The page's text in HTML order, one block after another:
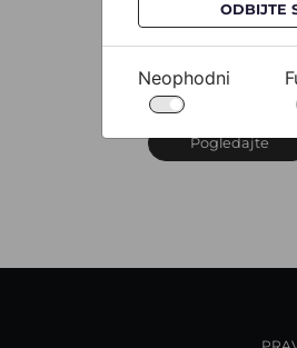
Kravata CROATA
AuHRum
010102-000012
532,00 €
Pogledajte
ODBIJTE
Neophodni